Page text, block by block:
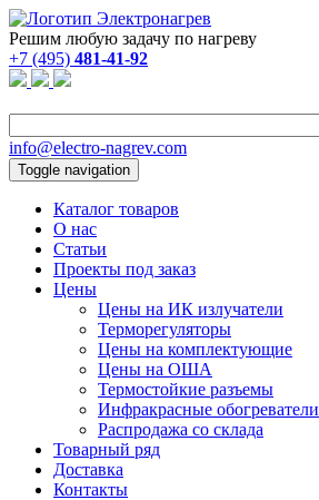
Решим любую задачу по нагреву
+7 (495) 481-41-92
info@electro-nagrev.com
Toggle navigation
Каталог товаров
О нас
Статьи
Проекты под заказ
Цены
Цены на ИК излучатели
Терморегуляторы
Цены на комплектующие
Цены на ОША
Термостойкие разъемы
Инфракрасные обогреватели
Распродажа со склада
Товарный ряд
Доставка
Контакты